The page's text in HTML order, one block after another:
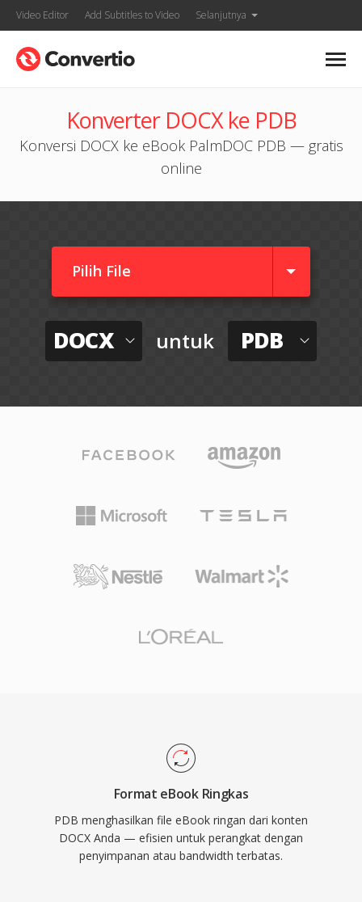
Video Editor Add Subtitles to Video Selanjutnya
Konverter DOCX ke PDB
Konversi DOCX ke eBook PalmDOC PDB — gratis
online
Pilih File
DOCX untuk PDB
Format eBook Ringkas
PDB menghasilkan file eBook ringan dari konten
DOCX Anda — efisien untuk perangkat dengan
penyimpanan atau bandwidth terbatas.